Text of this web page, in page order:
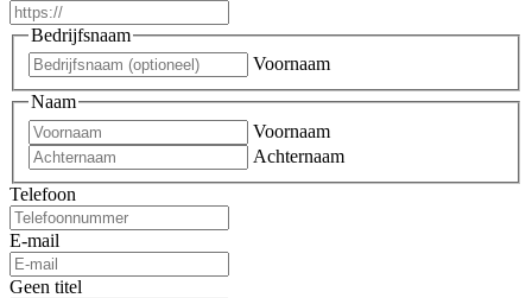
Bedrijfsnaam
Voornaam
Naam
Voornaam
Achternaam
Telefoon
E-mail
Geen titel